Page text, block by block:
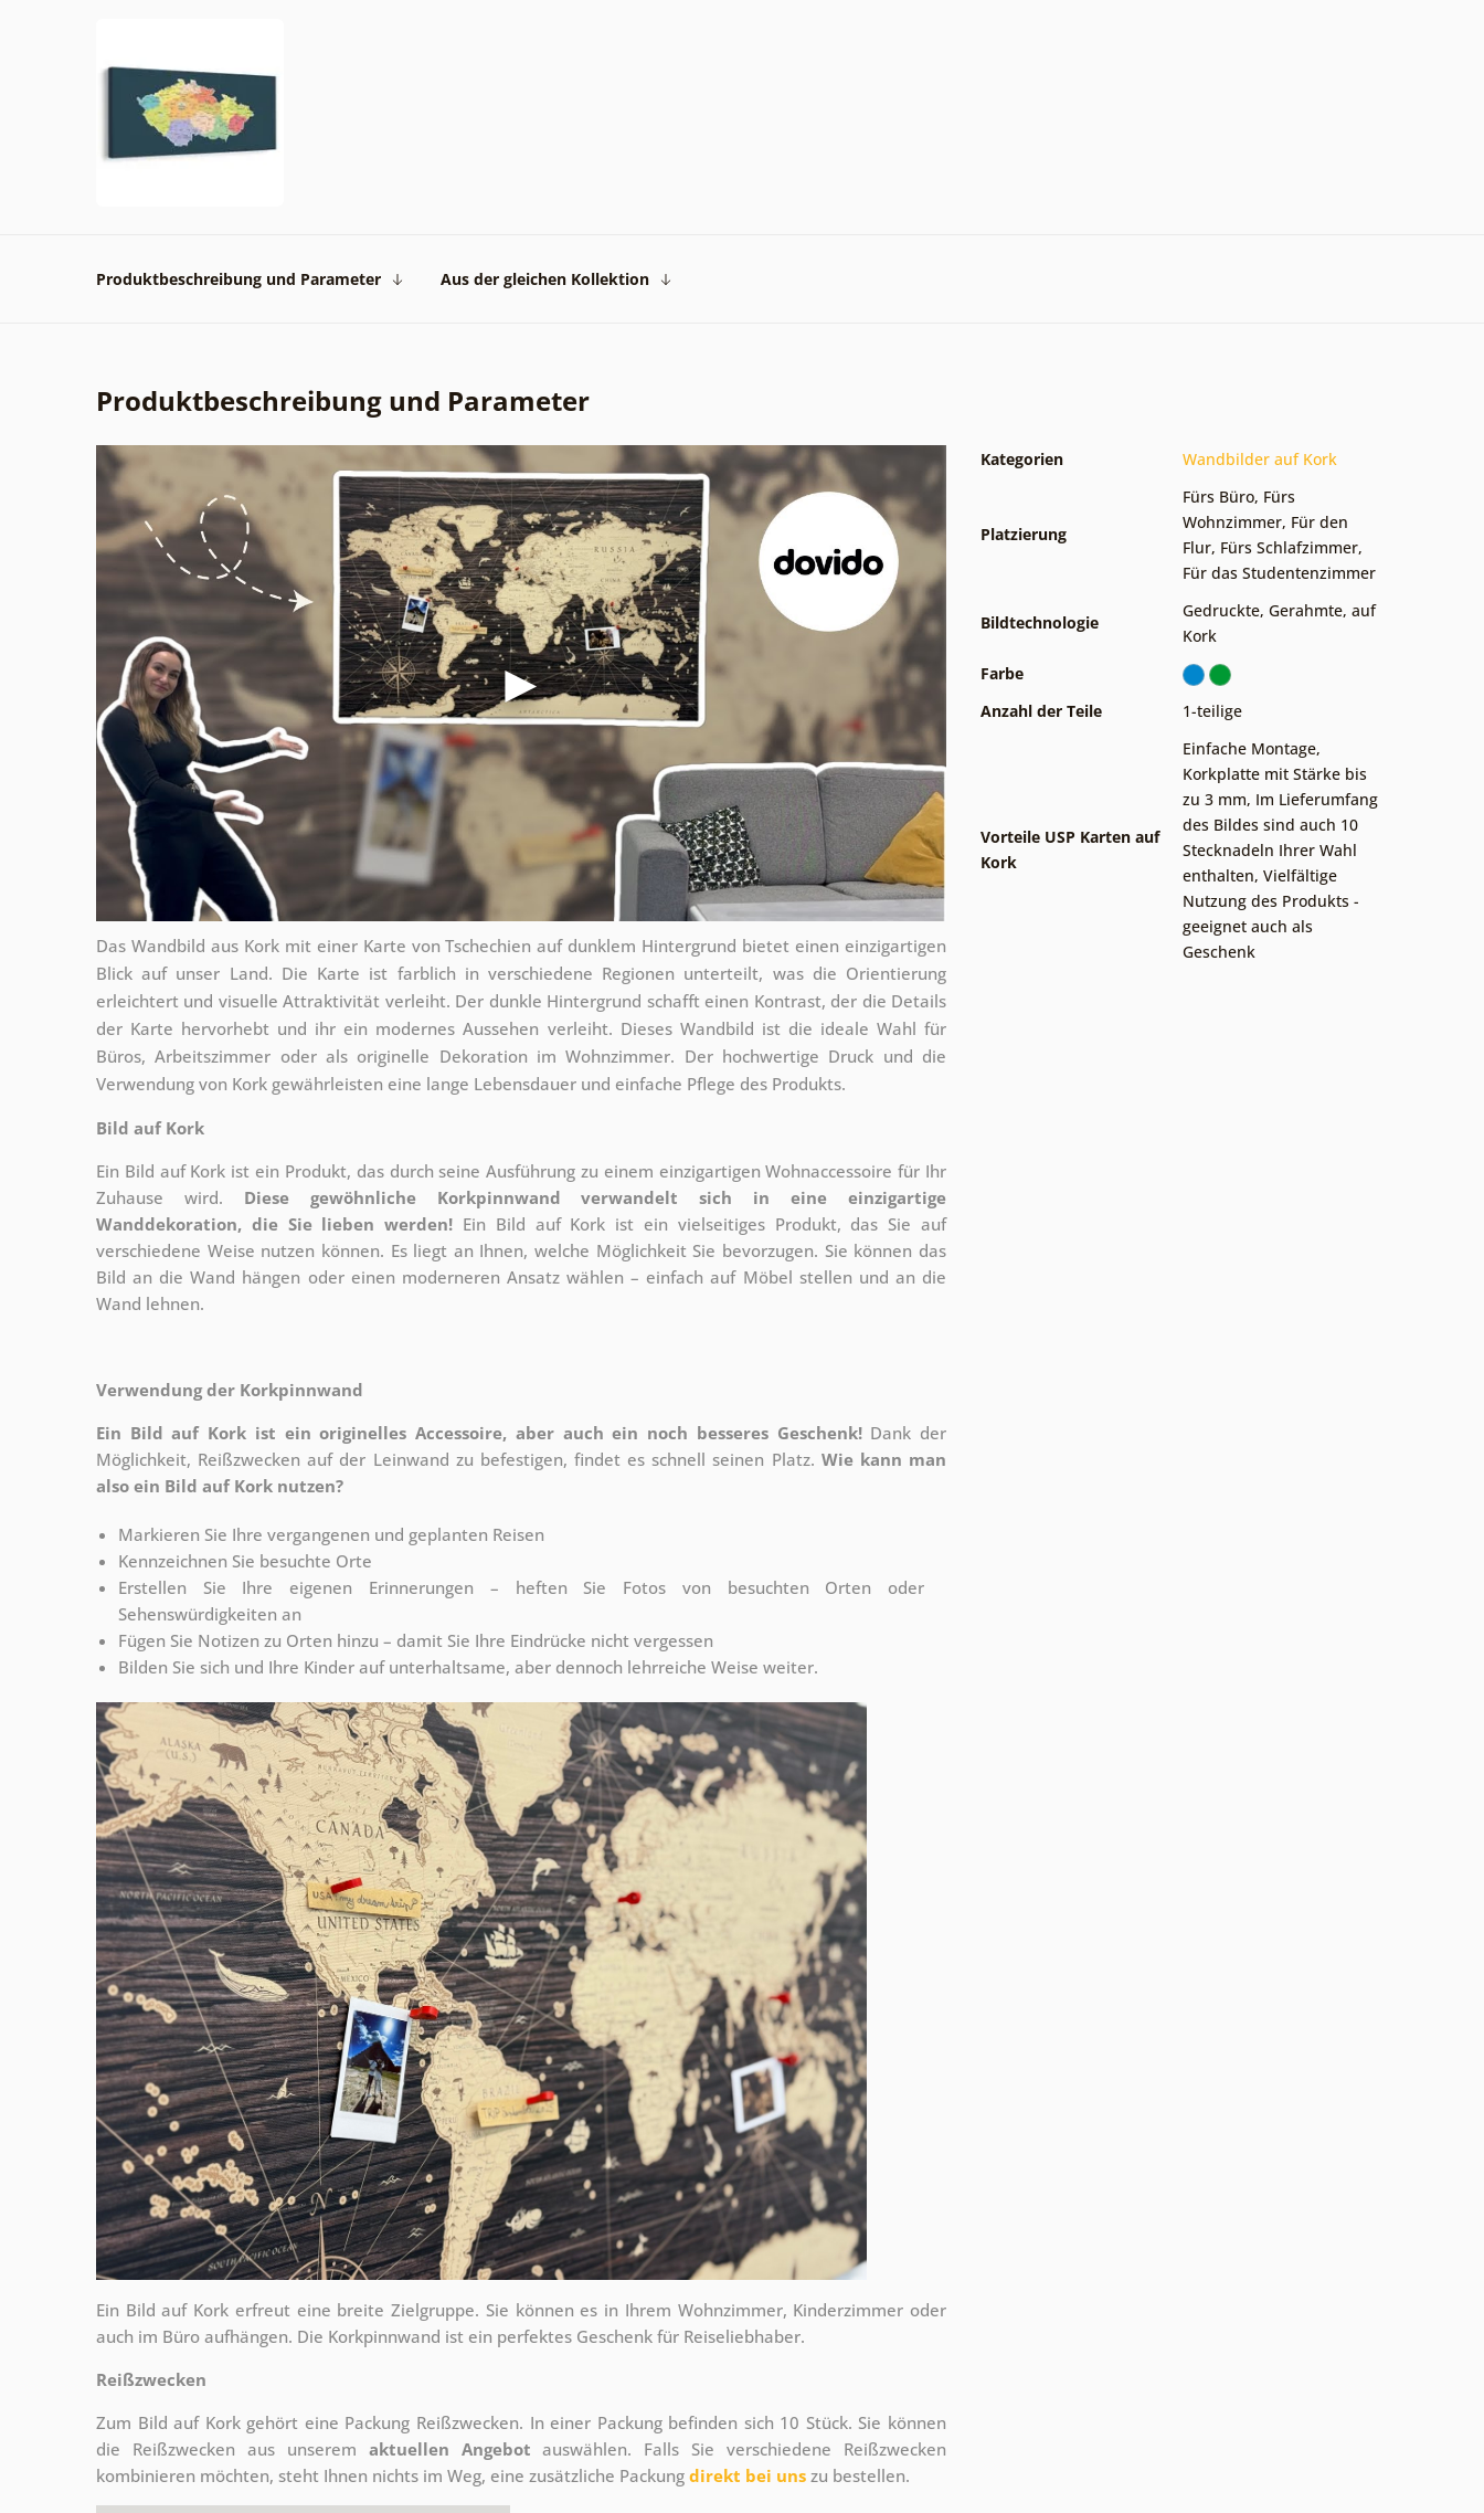
Produktbeschreibung und Parameter Aus der gleichen Kollektion
Produktbeschreibung und Parameter
Das Wandbild aus Kork mit einer Karte von Tschechien auf dunklem Hintergrund bietet einen einzigartigen
Blick auf unser Land. Die Karte ist farblich in verschiedene Regionen unterteilt, was die Orientierung
erleichtert und visuelle Attraktivität verleiht. Der dunkle Hintergrund schafft einen Kontrast, der die Details
der Karte hervorhebt und ihr ein modernes Aussehen verleiht. Dieses Wandbild ist die ideale Wahl für
Büros, Arbeitszimmer oder als originelle Dekoration im Wohnzimmer. Der hochwertige Druck und die
Verwendung von Kork gewährleisten eine lange Lebensdauer und einfache Pflege des Produkts.
Bild auf Kork
Ein Bild auf Kork ist ein Produkt, das durch seine Ausführung zu einem einzigartigen Wohnaccessoire für Ihr
Zuhause wird. Diese gewöhnliche Korkpinnwand verwandelt sich in eine einzigartige
Wanddekoration, die Sie lieben werden! Ein Bild auf Kork ist ein vielseitiges Produkt, das Sie auf
verschiedene Weise nutzen können. Es liegt an Ihnen, welche Möglichkeit Sie bevorzugen. Sie können das
Bild an die Wand hängen oder einen moderneren Ansatz wählen – einfach auf Möbel stellen und an die
Wand lehnen.
Verwendung der Korkpinnwand
Ein Bild auf Kork ist ein originelles Accessoire, aber auch ein noch besseres Geschenk!Dank der
Möglichkeit, Reißzwecken auf der Leinwand zu befestigen, findet es schnell seinen Platz. Wie kann man
also ein Bild auf Kork nutzen?
Markieren Sie Ihre vergangenen und geplanten Reisen
Kennzeichnen Sie besuchte Orte
Erstellen Sie Ihre eigenen Erinnerungen – heften Sie Fotos von besuchten Orten oder
Sehenswürdigkeiten an
Fügen Sie Notizen zu Orten hinzu – damit Sie Ihre Eindrücke nicht vergessen
Bilden Sie sich und Ihre Kinder auf unterhaltsame, aber dennoch lehrreiche Weise weiter.
Ein Bild auf Kork erfreut eine breite Zielgruppe. Sie können es in Ihrem Wohnzimmer, Kinderzimmer oder
auch im Büro aufhängen. Die Korkpinnwand ist ein perfektes Geschenk für Reiseliebhaber.
Reißzwecken
Zum Bild auf Kork gehört eine Packung Reißzwecken. In einer Packung befinden sich 10 Stück. Sie können
die Reißzwecken aus unserem aktuellen Angebot auswählen. Falls Sie verschiedene Reißzwecken
kombinieren möchten, steht Ihnen nichts im Weg, eine zusätzliche Packung direkt bei uns zu bestellen.
Kategorien Wandbilder auf Kork
Platzierung
Fürs Büro, Fürs
Wohnzimmer, Für den
Flur, Fürs Schlafzimmer,
Für das Studentenzimmer
Bildtechnologie
Gedruckte, Gerahmte, auf
Kork
Farbe
Anzahl der Teile
1-teilige
Vorteile USP Karten auf
Kork
Einfache Montage,
Korkplatte mit Stärke bis
zu 3 mm, Im Lieferumfang
des Bildes sind auch 10
Stecknadeln Ihrer Wahl
enthalten, Vielfältige
Nutzung des Produkts -
geeignet auch als
Geschenk